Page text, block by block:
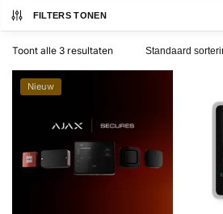
Intercom
FILTERS TONEN
Toont alle 3 resultaten
Nieuw